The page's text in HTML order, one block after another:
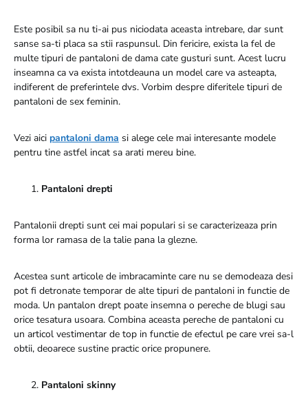
Este posibil sa nu ti-ai pus niciodata aceasta intrebare, dar sunt
sanse sa-ti placa sa stii raspunsul. Din fericire, exista la fel de
multe tipuri de pantaloni de dama cate gusturi sunt. Acest lucru
inseamna ca va exista intotdeauna un model care va asteapta,
indiferent de preferintele dvs. Vorbim despre diferitele tipuri de
pantaloni de sex feminin.
Vezi aici pantaloni dama si alege cele mai interesante modele
pentru tine astfel incat sa arati mereu bine.
Pantaloni drepti
Pantalonii drepti sunt cei mai populari si se caracterizeaza prin
forma lor ramasa de la talie pana la glezne.
Acestea sunt articole de imbracaminte care nu se demodeaza desi
pot fi detronate temporar de alte tipuri de pantaloni in functie de
moda. Un pantalon drept poate insemna o pereche de blugi sau
orice tesatura usoara. Combina aceasta pereche de pantaloni cu
un articol vestimentar de top in functie de efectul pe care vrei sa-l
obtii, deoarece sustine practic orice propunere.
Pantaloni skinny